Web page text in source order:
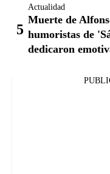
Actualidad
Muerte de
humoristas de
dedicaron